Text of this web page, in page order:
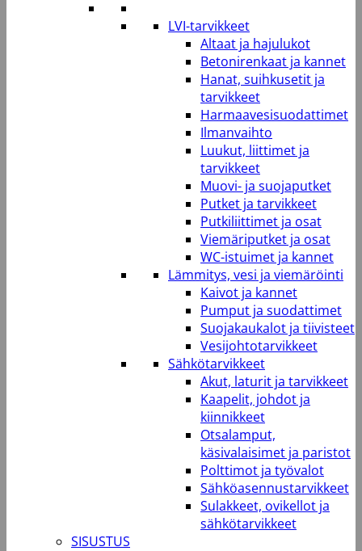
LVI-tarvikkeet
Altaat ja hajulukot
Betonirenkaat ja kannet
Hanat, suihkusetit ja
tarvikkeet
Harmaavesisuodattimet
Ilmanvaihto
Luukut, liittimet ja
tarvikkeet
Muovi- ja suojaputket
Putket ja tarvikkeet
Putkiliittimet ja osat
Viemäriputket ja osat
WC-istuimet ja kannet
Lämmitys, vesi ja viemäröinti
Kaivot ja kannet
Pumput ja suodattimet
Suojakaukalot ja tiivisteet
Vesijohtotarvikkeet
Sähkötarvikkeet
Akut, laturit ja tarvikkeet
Kaapelit, johdot ja
kiinnikkeet
Otsalamput,
käsivalaisimet ja paristot
Polttimot ja työvalot
Sähköasennustarvikkeet
Sulakkeet, ovikellot ja
sähkötarvikkeet
SISUSTUS